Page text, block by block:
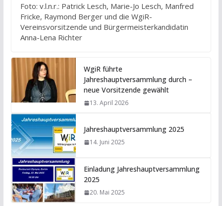
Foto: v.l.n.r.: Patrick Lesch, Marie-Jo Lesch, Manfred
Fricke, Raymond Berger und die WgiR-
Vereinsvorsitzende und Bürgermeisterkandidatin
Anna-Lena Richter
WgiR führte
Jahreshauptversammlung durch –
neue Vorsitzende gewählt
13. April 2026
Jahreshauptversammlung 2025
14. Juni 2025
Einladung Jahreshauptversammlung
2025
20. Mai 2025